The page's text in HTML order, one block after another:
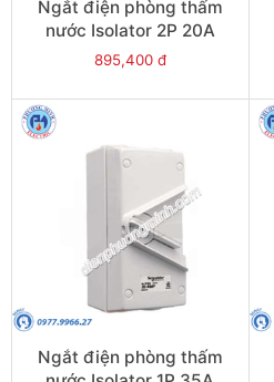
Ngắt điện phòng thấm
nước Isolator 2P 20A
500V IP66 - Model
895,400 đ
Ngắt điện phòng thấm